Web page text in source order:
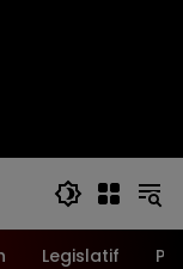
Legislatif